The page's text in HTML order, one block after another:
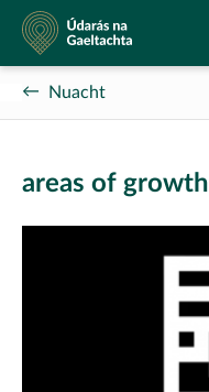
Údarás
na
Gaeltachta
Nuacht
areas of growth